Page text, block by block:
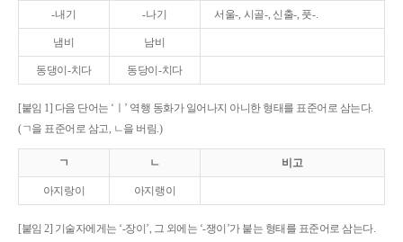
-내기 -나기 서울-, 시골-, 신출-, 풋-.
냄비 남비
동댕이-치다 동당이-치다
[붙임 1] 다음 단어는 ‘ㅣ’ 역행 동화가 일어나지 아니한 형태를 표준어로 삼는다.
(ㄱ을 표준어로 삼고, ㄴ을 버림.)
ㄱ ㄴ 비고
아지랑이 아지랭이
[붙임 2] 기술자에게는 ‘-장이’, 그 외에는 ‘-쟁이’가 붙는 형태를 표준어로 삼는다.